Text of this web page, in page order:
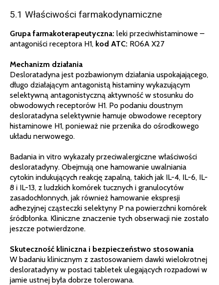
5.1 Właściwości farmakodynamiczne
Grupa farmakoterapeutyczna: leki przeciwhistaminowe –
antagoniści receptora H1, kod ATC: R06A X27
Mechanizm działania
Desloratadyna jest pozbawionym działania uspokajającego,
długo działającym antagonistą histaminy wykazującym
selektywną antagonistyczną aktywność w stosunku do
obwodowych receptorów H1. Po podaniu doustnym
desloratadyna selektywnie hamuje obwodowe receptory
histaminowe H1, ponieważ nie przenika do ośrodkowego
układu nerwowego.
Badania in vitro wykazały przeciwalergiczne właściwości
desloratadyny. Obejmują one hamowanie uwalniania
cytokin indukujących reakcję zapalną, takich jak IL-4, IL-6, IL-
8 i IL-13, z ludzkich komórek tucznych i granulocytów
zasadochłonnych, jak również hamowanie ekspresji
adhezyjnej cząsteczki selektyny P na powierzchni komórek
śródbłonka. Kliniczne znaczenie tych obserwacji nie zostało
jeszcze potwierdzone.
Skuteczność kliniczna i bezpieczeństwo stosowania
W badaniu klinicznym z zastosowaniem dawki wielokrotnej
desloratadyny w postaci tabletek ulegających rozpadowi w
jamie ustnej była dobrze tolerowana.